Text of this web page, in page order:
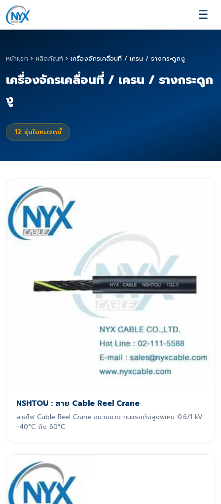
☰
หน้าแรก › ผลิตภัณฑ์ › เครื่องจักรเคลื่อนที่ / เครน / รางกระดูกงู
เครื่องจักรเคลื่อนที่ / เครน / รางกระดูก
งู
12 รุ่นในหมวดนี้
NSHTOU : สาย Cable Reel Crane
สายไฟ Cable Reel Crane ฉนวนยาง ทนแรงดึงสูงพิเศษ 0.6/1 kV
-40°C ถึง 60°C